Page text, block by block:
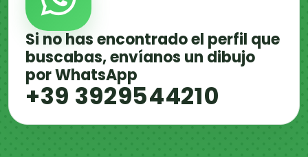
Si no has encontrado el perfil que
buscabas, envíanos un dibujo
por WhatsApp
+39 3929544210